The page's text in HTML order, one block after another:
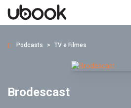
Podcasts TV e Filmes
Brodescast